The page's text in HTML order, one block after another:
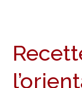
confits
à
l’orientale